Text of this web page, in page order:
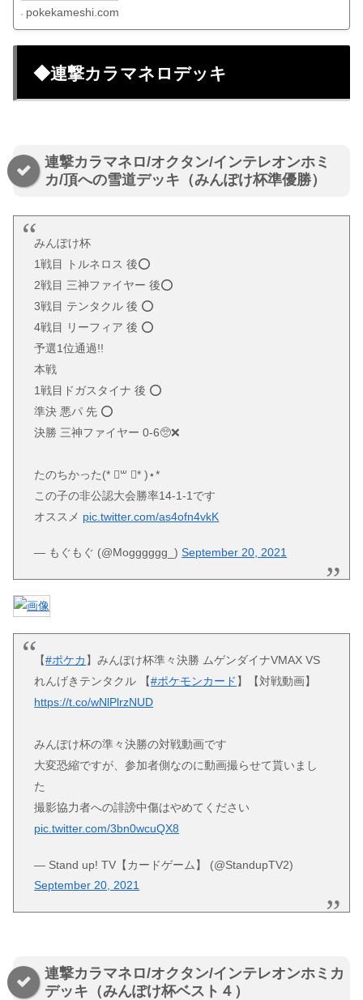
pokekameshi.com
◆連撃カラマネロデッキ
連撃カラマネロ/オクタン/インテレオンホミ
カ/頂への雪道デッキ（みんぽけ杯準優勝）
みんぽけ杯
1戦目 トルネロス 後⭕️
2戦目 三神ファイヤー 後⭕️
3戦目 テンタクル 後 ⭕️
4戦目 リーフィア 後 ⭕️
予選1位通過!!
本戦
1戦目ドガスタイナ 後 ⭕️
準決 悪パ 先 ⭕️
決勝 三神ファイヤー 0-6🥺❌
たのちかった(* ॑꒳ ॑* )⋆*
この子の非公認大会勝率14-1-1です
オススメ pic.twitter.com/as4ofn4vkK
— もぐもぐ (@Mogggggg_)September 20, 2021
【#ポケカ 】みんぽけ杯準々決勝 ムゲンダイナVMAX VS
れんげきテンタクル 【#ポケモンカード 】【対戦動画】
https://t.co/wNlPlrzNUD
みんぽけ杯の準々決勝の対戦動画です
大変恐縮ですが、参加者側なのに動画撮らせて貰いまし
た
撮影協力者への誹謗中傷はやめてください
pic.twitter.com/3bn0wcuQX8
— Stand up! TV【カードゲーム】 (@StandupTV2)
September 20, 2021
連撃カラマネロ/オクタン/インテレオンホミカ
デッキ（みんぽけ杯ベスト４）